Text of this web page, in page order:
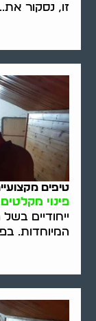
זו, נסקור את..
טיפים
פינוי מקלטים
ייחודיים
המיוחדות.